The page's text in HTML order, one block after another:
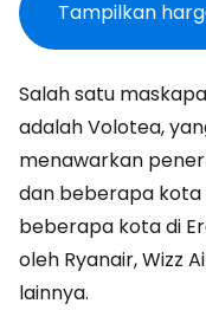
Tampilkan
Salah satu
adalah Volotea,
menawarkan
dan beberapa kota
beberapa kota di
oleh Ryanair, Wizz
lainnya.